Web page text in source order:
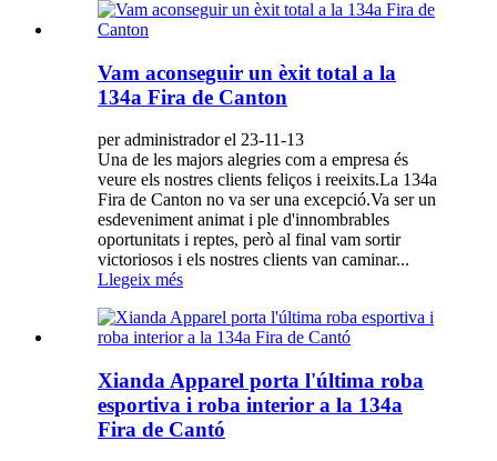
Vam aconseguir un èxit total a la
134a Fira de Canton
per administrador el 23-11-13
Una de les majors alegries com a empresa és
veure els nostres clients feliços i reeixits.La 134a
Fira de Canton no va ser una excepció.Va ser un
esdeveniment animat i ple d'innombrables
oportunitats i reptes, però al final vam sortir
victoriosos i els nostres clients van caminar...
Llegeix més
Xianda Apparel porta l'última roba
esportiva i roba interior a la 134a
Fira de Cantó